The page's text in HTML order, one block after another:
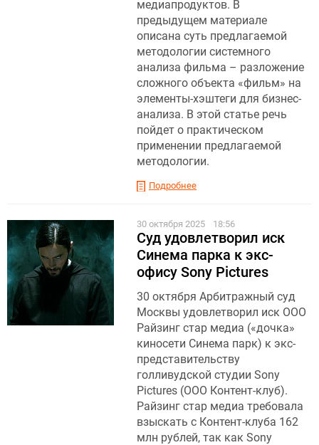
медиапродуктов. В
предыдущем материале
описана суть предлагаемой
методологии системного
анализа фильма – разложение
сложного объекта «фильм» на
элементы-хэштеги для бизнес-
анализа. В этой статье речь
пойдет о практическом
применении предлагаемой
методологии.
Подробнее
30 октября 2025 18:56
Суд удовлетворил иск
Синема парка к экс-
офису Sony Pictures
30 октября Арбитражный суд
Москвы удовлетворил иск ООО
Райзинг стар медиа («дочка»
киносети Синема парк) к экс-
представительству
голливудской студии Sony
Pictures (ООО Контент-клуб).
Райзинг стар медиа требовала
взыскать с Контент-клуба 162
млн рублей, так как Sony